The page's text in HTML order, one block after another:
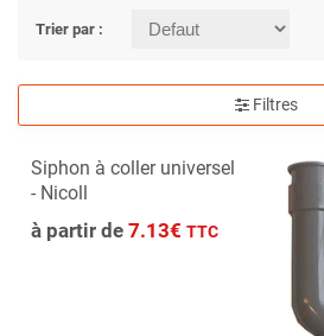
Trier par :
Filtres
Siphon à coller universel
- Nicoll
à partir de 7.13€ TTC